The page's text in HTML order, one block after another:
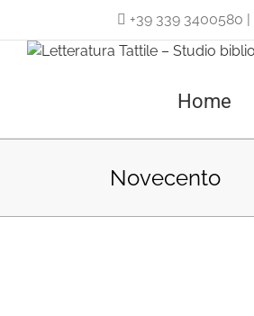
contenuto
+39 339 3400580 |
Home
Novecento